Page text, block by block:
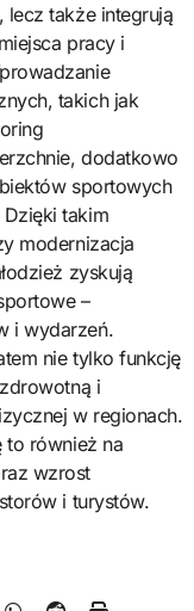
także integrują
pracy i
takich jak
dodatkowo
sportowych
takim
modernizacja
zyskują
–
i wydarzeń.
nie tylko funkcję
i
w regionach.
to również na
wzrost
i turystów.